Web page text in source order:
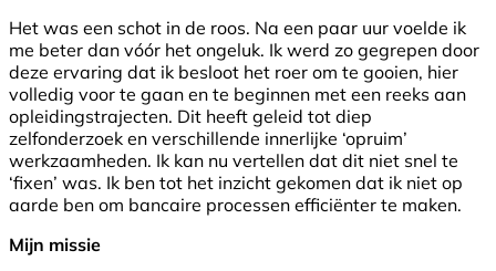
Het was een schot in de roos. Na een paar uur voelde ik
me beter dan vóór het ongeluk. Ik werd zo gegrepen door
deze ervaring dat ik besloot het roer om te gooien, hier
volledig voor te gaan en te beginnen met een reeks aan
opleidingstrajecten. Dit heeft geleid tot diep
zelfonderzoek en verschillende innerlijke ‘opruim’
werkzaamheden. Ik kan nu vertellen dat dit niet snel te
‘fixen’ was. Ik ben tot het inzicht gekomen dat ik niet op
aarde ben om bancaire processen efficiënter te maken.
Mijn missie